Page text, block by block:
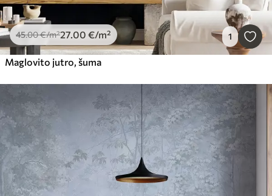
45.00€/m²27.00 €/m² 1
Maglovito jutro, šuma